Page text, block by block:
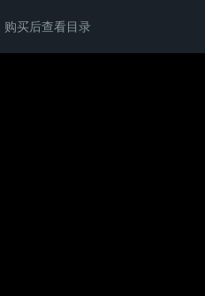
购买后查看目录